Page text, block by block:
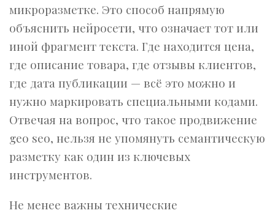
микроразметке. Это способ напрямую
объяснить нейросети, что означает тот или
иной фрагмент текста. Где находится цена,
где описание товара, где отзывы клиентов,
где дата публикации — всё это можно и
нужно маркировать специальными кодами.
Отвечая на вопрос, что такое продвижение
geo seo, нельзя не упомянуть семантическую
разметку как один из ключевых
инструментов.
Не менее важны технические